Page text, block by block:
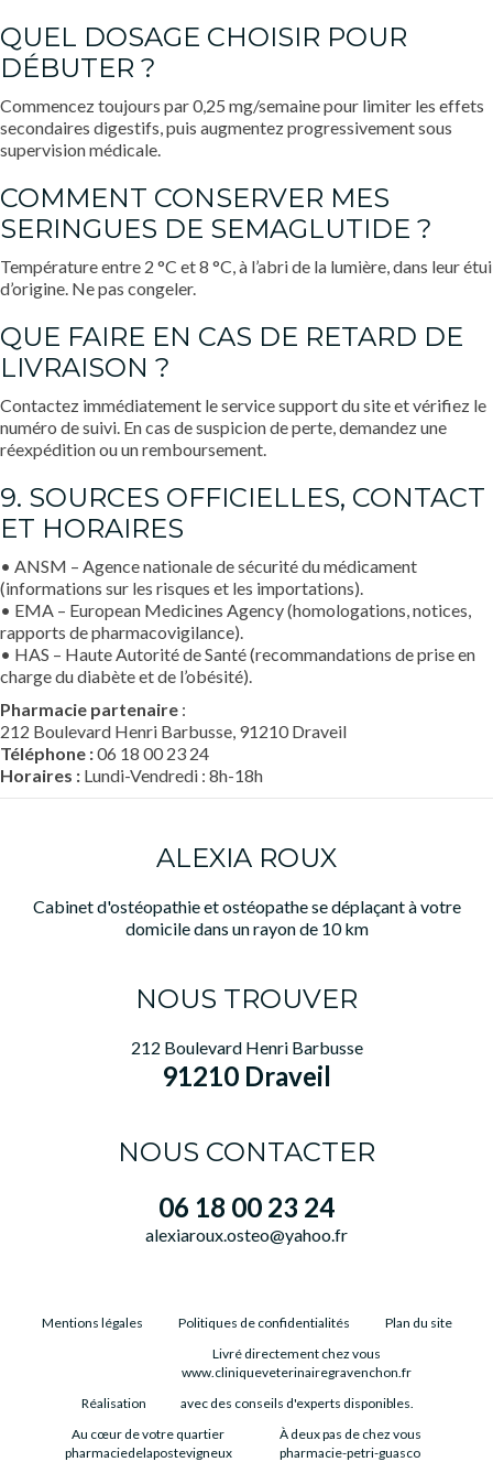
QUEL DOSAGE CHOISIR POUR
DÉBUTER ?
Commencez toujours par 0,25 mg/semaine pour limiter les effets
secondaires digestifs, puis augmentez progressivement sous
supervision médicale.
COMMENT CONSERVER MES
SERINGUES DE SEMAGLUTIDE ?
Température entre 2 °C et 8 °C, à l’abri de la lumière, dans leur étui
d’origine. Ne pas congeler.
QUE FAIRE EN CAS DE RETARD DE
LIVRAISON ?
Contactez immédiatement le service support du site et vérifiez le
numéro de suivi. En cas de suspicion de perte, demandez une
réexpédition ou un remboursement.
9. SOURCES OFFICIELLES, CONTACT
ET HORAIRES
• ANSM – Agence nationale de sécurité du médicament
(informations sur les risques et les importations).
• EMA – European Medicines Agency (homologations, notices,
rapports de pharmacovigilance).
• HAS – Haute Autorité de Santé (recommandations de prise en
charge du diabète et de l’obésité).
Pharmacie partenaire :
212 Boulevard Henri Barbusse, 91210 Draveil
Téléphone :06 18 00 23 24
Horaires : Lundi-Vendredi : 8h-18h
ALEXIA ROUX
Cabinet d'ostéopathie et ostéopathe se déplaçant à votre
domicile dans un rayon de 10 km
NOUS TROUVER
212 Boulevard Henri Barbusse
91210 Draveil
NOUS CONTACTER
06 18 00 23 24
alexiaroux.osteo@yahoo.fr
Mentions légales Politiques de confidentialités Plan du site
Réalisation
Livré directement chez vous
www.cliniqueveterinairegravenchon.fr
avec des conseils d'experts disponibles.
Au cœur de votre quartier
pharmaciedelapostevigneux
À deux pas de chez vous
pharmacie-petri-guasco